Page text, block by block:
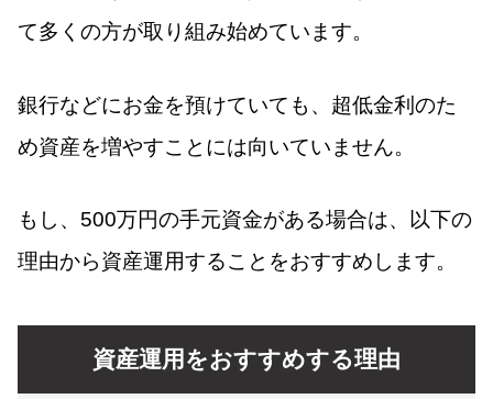
て多くの方が取り組み始めています。
銀行などにお金を預けていても、超低金利のた
め資産を増やすことには向いていません。
もし、500万円の手元資金がある場合は、以下の
理由から資産運用することをおすすめします。
資産運用をおすすめする理由